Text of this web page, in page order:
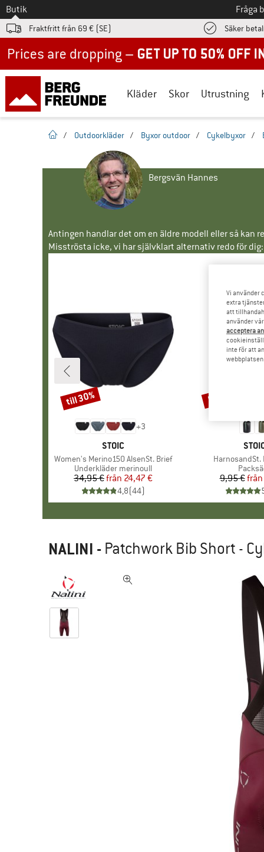
Till
Butik Fråga
Fraktfritt från 69 € (SE) Säker
Kläder Skor Utrustning
Hemsida
/ Outdoorkläder / Byxor outdoor / Cykelbyxor /
Bergsvän Hannes
Antingen handlar det om en äldre modell eller så
Misströsta icke, vi har självklart alternativ redo för dig:
+3
VARUMÄRKE
STOIC
Produkter
Women's Merino150 AlsenSt. Brief
Produktgrupp
Underkläder merinoull
Pris
34,95 € Reducerat pris
från 24,47 €
4,8(44)
Rabatt
till 30%
Produkter
HarnosandSt.
9,95 €från
Rabatt
57%
NALINI - Patchwork Bib Short -
Vi använder
extra
att
använder
acceptera
inte för att